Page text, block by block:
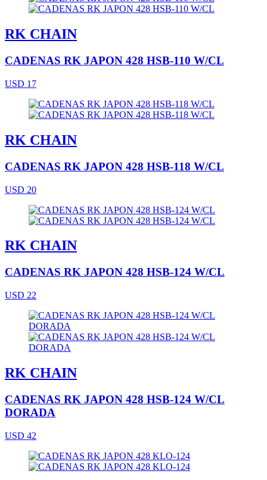
RK CHAIN
CADENAS RK JAPON 428 HSB-110 W/CL
USD 17
RK CHAIN
CADENAS RK JAPON 428 HSB-118 W/CL
USD 20
RK CHAIN
CADENAS RK JAPON 428 HSB-124 W/CL
USD 22
RK CHAIN
CADENAS RK JAPON 428 HSB-124 W/CL
DORADA
USD 42